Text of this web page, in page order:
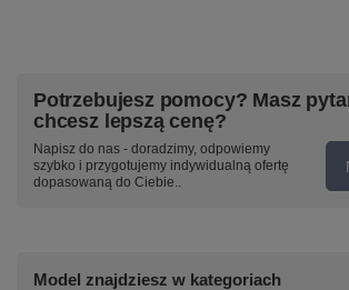
Potrzebujesz pomocy? Masz
chcesz lepszą cenę?
Napisz do nas - doradzimy, odpowiemy
szybko i przygotujemy indywidualną ofertę
dopasowaną do Ciebie..
Model znajdziesz w kategoriach